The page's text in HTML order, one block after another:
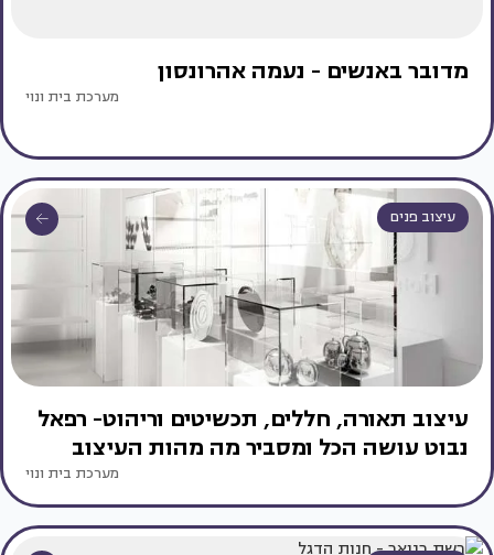
מדובר באנשים - נעמה אהרונסון
מערכת בית ונוי
עיצוב פנים
עיצוב תאורה, חללים, תכשיטים וריהוט- רפאל
נבוט עושה הכל ומסביר מה מהות העיצוב
מערכת בית ונוי